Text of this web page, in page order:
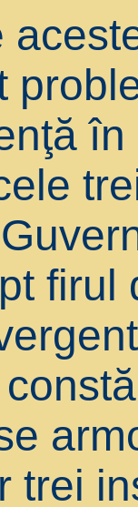
firul
trei